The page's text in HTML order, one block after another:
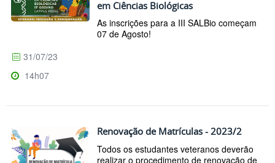
em Ciências Biológicas
As inscrições para a III SALBio começam
07 de Agosto!
31/07/23
14h07
Renovação de Matrículas - 2023/2
Todos os estudantes veteranos deverão
realizar o procedimento de renovação de